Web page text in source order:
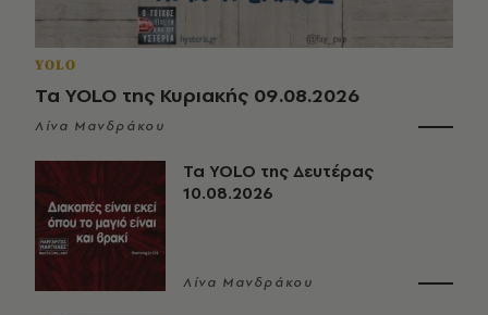
YOLO
Τα YOLO της Κυριακής 09.08.2026
Λίνα Μανδράκου
Τα YOLO της Δευτέρας
10.08.2026
Λίνα Μανδράκου